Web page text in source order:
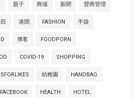
親子 商場 新聞 營商管理
港聞 FASHION 手袋
博客 FOODPORN
COVID-19 SHOPPING
幼稚園 HANDBAG
FACEBOOK HEALTH HOTEL